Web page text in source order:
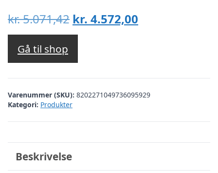
kr.5.071,42 Den
oprindelige
var:
kr. 5.071,42.
kr. 4.572,00
kr. 4.572,00.
Gå til shop
Varenummer (SKU): 8202271049736095929
Kategori: Produkter
Beskrivelse